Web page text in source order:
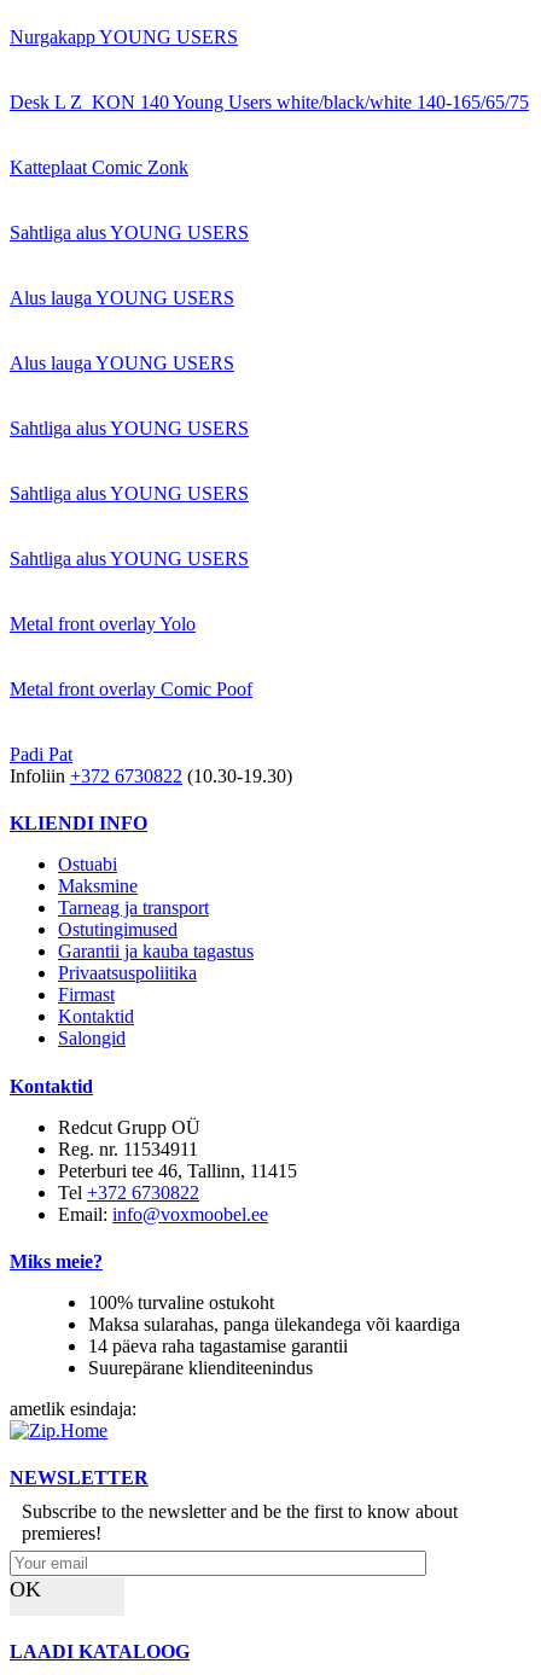
Nurgakapp YOUNG USERS
Desk L Z_KON 140 Young Users white/black/white 140-165/65/75
Katteplaat Comic Zonk
Sahtliga alus YOUNG USERS
Alus lauga YOUNG USERS
Alus lauga YOUNG USERS
Sahtliga alus YOUNG USERS
Sahtliga alus YOUNG USERS
Sahtliga alus YOUNG USERS
Metal front overlay Yolo
Metal front overlay Comic Poof
Padi Pat
Infoliin +372 6730822 (10.30-19.30)
KLIENDI INFO
Ostuabi
Maksmine
Tarneag ja transport
Ostutingimused
Garantii ja kauba tagastus
Privaatsuspoliitika
Firmast
Kontaktid
Salongid
Kontaktid
Redcut Grupp OÜ
Reg. nr. 11534911
Peterburi tee 46, Tallinn, 11415
Tel +372 6730822
Email: info@voxmoobel.ee
Miks meie?
100% turvaline ostukoht
Maksa sularahas, panga ülekandega või kaardiga
14 päeva raha tagastamise garantii
Suurepärane klienditeenindus
ametlik esindaja:
NEWSLETTER
Subscribe to the newsletter and be the first to know about
premieres!
OK
LAADI KATALOOG